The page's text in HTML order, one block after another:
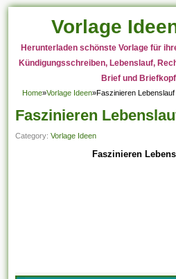
Vorlage
Herunterladen schönste Vorlage für
Kündigungsschreiben, Lebenslauf,
Brief und
Home»Vorlage Ideen»Faszinieren Lebenslauf
Faszinieren
Category:Vorlage Ideen
Faszinieren